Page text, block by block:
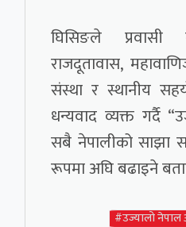
घिसिङले प्रवासी
राजदूतावास,
संस्था र स्थानीय
धन्यवाद व्यक्त गर्दै
सबै नेपालीको साझा
रूपमा अघि बढाइने
#उज्यालो नेपाल